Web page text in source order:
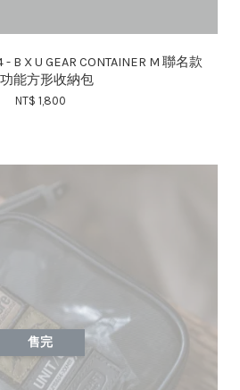
B X U GEAR CONTAINER M 聯名款
能方形收納包
NT$ 1,800
售完